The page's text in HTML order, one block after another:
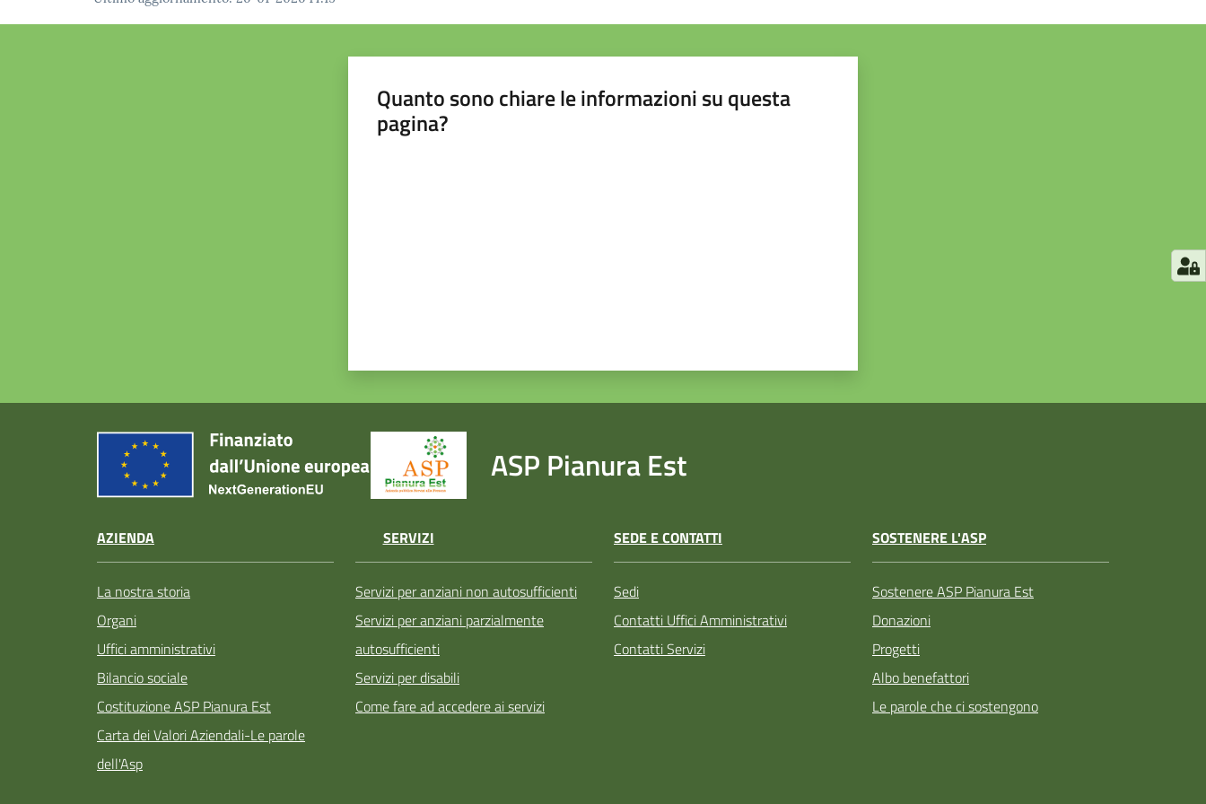
Quanto sono chiare le informazioni su questa
pagina?
ASP Pianura Est
AZIENDA
La nostra storia
Organi
Uffici amministrativi
Bilancio sociale
Costituzione ASP Pianura Est
Carta dei Valori Aziendali-Le parole
dell'Asp
SERVIZI
Servizi per anziani non autosufficienti
Servizi per anziani parzialmente
autosufficienti
Servizi per disabili
Come fare ad accedere ai servizi
SEDE E CONTATTI
Sedi
Contatti Uffici Amministrativi
Contatti Servizi
SOSTENERE L'ASP
Sostenere ASP Pianura Est
Donazioni
Progetti
Albo benefattori
Le parole che ci sostengono